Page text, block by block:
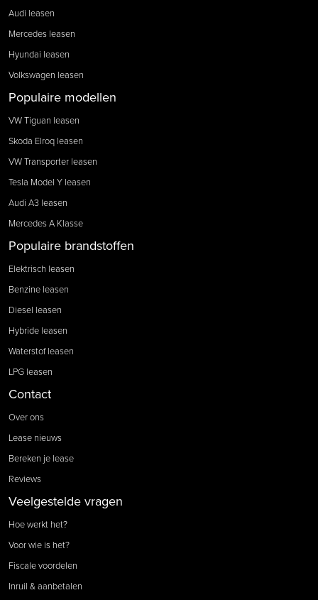
Audi leasen
Mercedes leasen
Hyundai leasen
Volkswagen leasen
Populaire modellen
VW Tiguan leasen
Skoda Elroq leasen
VW Transporter leasen
Tesla Model Y leasen
Audi A3 leasen
Mercedes A Klasse
Populaire brandstoffen
Elektrisch leasen
Benzine leasen
Diesel leasen
Hybride leasen
Waterstof leasen
LPG leasen
Contact
Over ons
Lease nieuws
Bereken je lease
Reviews
Veelgestelde vragen
Hoe werkt het?
Voor wie is het?
Fiscale voordelen
Inruil & aanbetalen